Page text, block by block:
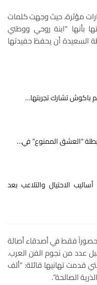
مؤثرة، حيث وجهت كلمات
بأنها “ابنة روحي ووطني
السعيدة أن يحفظ حفيدتها
باكوش تشارك تجربتها…
بطلة “العشق الممنوع” في…
الاحتيال والتلاعب بعد
فقط في أصدقاء أصالة
عدد من نجوم الفن العرب.
قدمت تهانيها قائلة: “ألف
الصالحة”.